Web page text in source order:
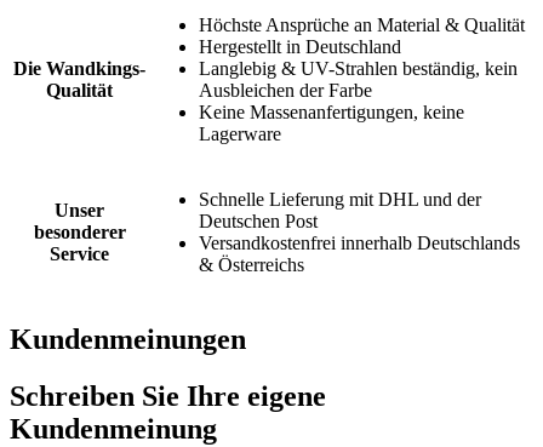
Die Wandkings-
Qualität
Höchste Ansprüche an Material & Qualität
Hergestellt in Deutschland
Langlebig & UV-Strahlen beständig, kein
Ausbleichen der Farbe
Keine Massenanfertigungen, keine
Lagerware
Unser
besonderer
Service
Schnelle Lieferung mit DHL und der
Deutschen Post
Versandkostenfrei innerhalb Deutschlands
& Österreichs
Kundenmeinungen
Schreiben Sie Ihre eigene
Kundenmeinung